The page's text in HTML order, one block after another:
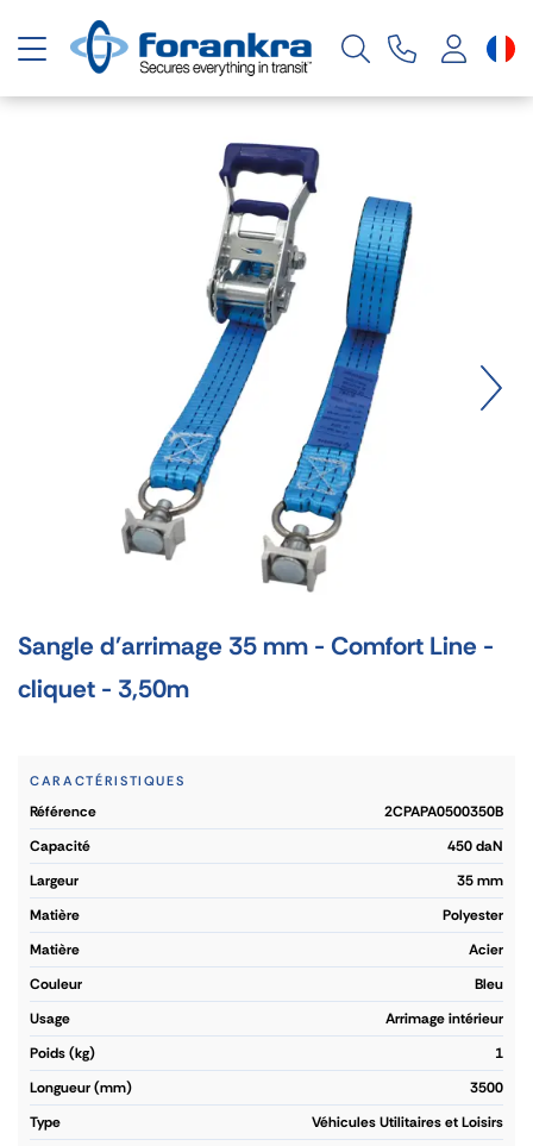
Basculer la navigation
Sangle d'arrimage 35 mm - Comfort Line -
cliquet - 3,50m
CARACTÉRISTIQUES
référence
2CPAPA0500350B
capacité
450 daN
largeur
35 mm
matière
Polyester
matière
Acier
couleur
Bleu
usage
Arrimage intérieur
poids (kg)
1
longueur (mm)
3500
type
Véhicules Utilitaires et Loisirs